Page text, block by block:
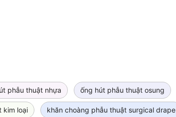
phẫu thuật nhựa ống hút phẫu thuật osung
kim loại khăn choàng phẫu thuật surgical drape